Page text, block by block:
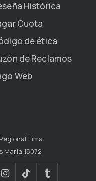
Histórica
Cuota
de ética
de Reclamos
Web
Lima
María 15072